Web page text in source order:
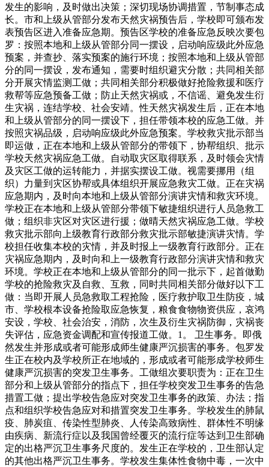
发生的影响，及时做出决策；深切现场协调措置，节制事态成
长。市和上级从管部分发布天然灾祸预告后，学校即可颁布发
表预告区进入准备应急期。预告区学校的准备应急反映次要包
罗：按照本地和上级从管部分同一摆设，启动响应级此外应急
预案，并查抄、落实预案的施行环境；按照本地和上级从管部
分的同一摆设，发布通知，需要时组织避灾分散；共同相关部
分开展灾情监测工做；共同相关部分积极做好抢险救援和医疗
救帮等应急预备工做；防止天然灾祸或，不信谣、避免发生衍
生灾祸，连结学校、社会安靖。性天然灾祸发生后，正在本地
和上级从管部分的同一摆设下，担任带领本校的应急工做。并
按照灾祸品级，启动响应级此外应急预案。学校救灾批示部当
即运做，正在本地和上级从管部分的带领下，协帮组织、批示
学校天然灾祸应急工做。自动取灾区取得联系，及时领会灾情
及灾区工做的运转能力，并据实摆设工做。视需要挪用（组
织）力量到灾区协帮或具体组织开展应急救灾工做。正在灾祸
应急期内，及时向本地和上级从管部分演讲灾情和救灾环境。
学校正在本地和上级从管部分带领下敏捷组织进行人员急救工
做；组织非灾区对灾区进行援；做晴天然灾祸应急工做。学校
救灾批示部向上级教育行政部分救灾批示部敏捷演讲灾情。学
校担任收集本校的灾情，并及时报上一级教育行政部分。正在
灾祸应急期内，及时向和上一级教育行政部分演讲灾情和救灾
环境。学校正在本地和上级从管部分的同一批示下，起首做勤
学校的抢险救灾及自救、互救，同时共同相关部分做好以下工
做：当即开展人员急救取工程抢险，医疗救护取卫生防疫，城
市、学校根本设备抢险取应急恢复，粮食食物物资供应，哀鸿
安设，学校、社会治安，消防，次生及衍生灾祸防御，灾祸丧
失评估，应急资金调配和宣传报道工做。1。 卫生事务。即俄
然发生并形成或者可能形成师生健康严沉损害的事务。包罗发
生正在校内及学校所正在地域的，形成或者可能形成学校师生
健康严沉损害的突发卫生事务。工做组次要职责为：正在卫生
部分和上级从管部分的指点下，担任学校突发卫生事务的告急
措置工做；提出学校告急应对突发卫生事务的政策、办法；指
点和组织学校告急应对和措置突发卫生事务。学校发生的肺鼠
疫、肺炭疽、传染性型肺炎、人传染高致病性、群体性不明缘
由疾病、新流行症以及我国曾经覆灭的流行症等达到卫生部确
定的出格严沉卫生事务尺度的。发生正在学校的，卫生部认定
的其他出格严沉卫生事务。学校发生集体性食物中毒，一次中